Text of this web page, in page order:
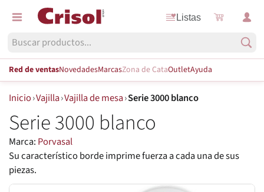
Listas
Red de ventasNovedadesMarcasZona de CataOutletAyuda
Inicio›Vajilla›Vajilla de mesa›Serie 3000 blanco
Serie 3000 blanco
Marca: Porvasal
Su característico borde imprime fuerza a cada una de sus
piezas.